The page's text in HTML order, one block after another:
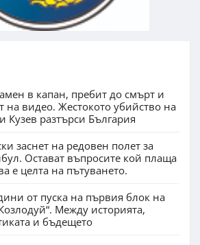
в капан, пребит до смърт и
на видео. Жестокото убийство на
Кузев разтърси България
заснет на редовен полет за
Остават въпросите кой плаща
е целта на пътуването.
от пуска на първия блок на
Между историята,
и бъдещето